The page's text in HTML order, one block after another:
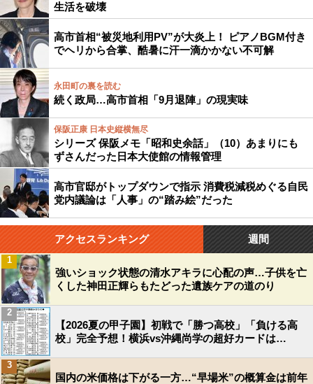
生活を破壊
高市首相“被災地利用PV”が大炎上！ ピアノBGM付き
でヘリから合掌、酷暑に汗一滴かかない不可解
永田町の裏を読む
続く政局…高市首相「9月退陣」の現実味
保阪正康 日本史縦横無尽
シリーズ 保阪メモ「昭和史余話」（10）あまりにも
ずさんだった日本大使館の情報管理
高市官邸がトップダウンで指示 消費税減税めぐる自民
党内議論は「人事」の“踏み絵”だった
アクセスランキング 週間
強いショック状態の清水アキラに心配の声…子供を亡
くした神田正輝らもたどった遺族ケアの道のり
1
【2026夏の甲子園】初戦で「勝つ高校」「負ける高
校」完全予想！横浜vs沖縄尚学の超好カードは…
2
国内の米価格は下がる一方…“早場米”の概算金は前年
3